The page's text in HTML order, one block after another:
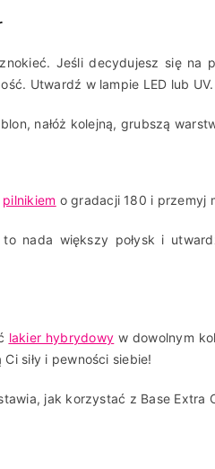
Jeśli decydujesz się na
Utwardź w lampie LED lub UV.
nałóż kolejną, grubszą
pilnikiem o gradacji 180 i przemyj
to nada większy połysk i
lakier hybrydowy w dowolnym
siły i pewności siebie!
jak korzystać z Base Extra